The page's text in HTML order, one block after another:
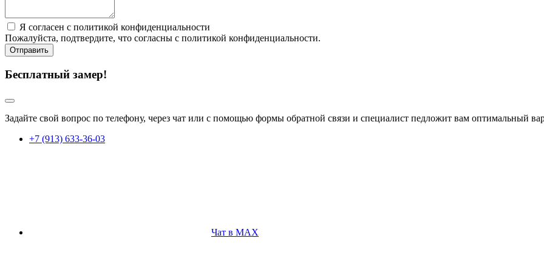
Я согласен с политикой конфиденциальности
Пожалуйста, подтвердите, что согласны с политикой конфиденциальности.
Отправить
Бесплатный замер!
Задайте свой вопрос по телефону, через чат или с помощью формы обратной связи и специалист педложит вам оптимальный
+7 (913) 633-36-03
Чат в MAX